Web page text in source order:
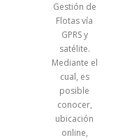
Gestión de
Flotas vía
GPRS y
satélite.
Mediante el
cual, es
posible
conocer,
ubicación
online,